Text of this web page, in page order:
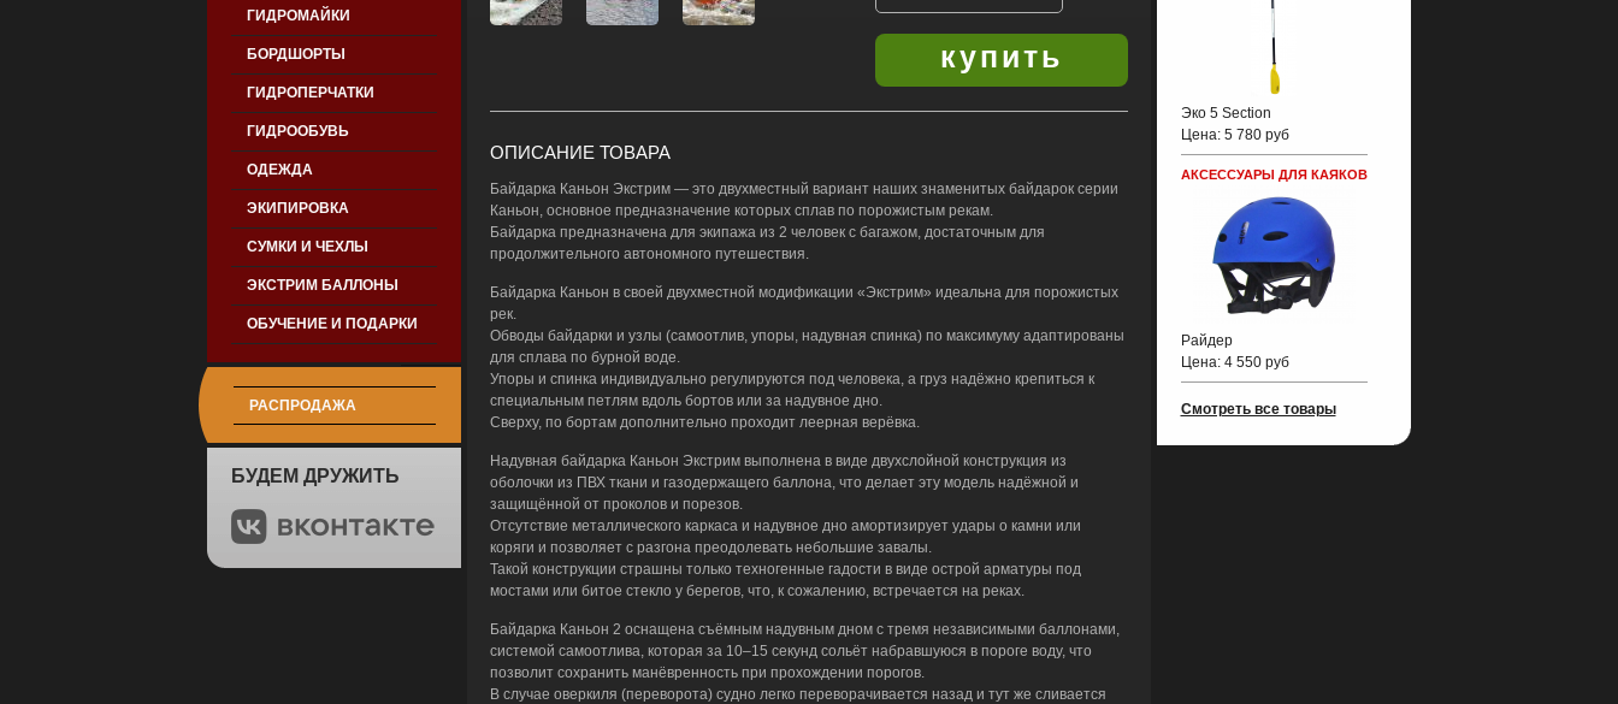
ГИДРОМАЙКИ
БОРДШОРТЫ
ГИДРОПЕРЧАТКИ
ГИДРООБУВЬ
ОДЕЖДА
ЭКИПИРОВКА
СУМКИ И ЧЕХЛЫ
ЭКСТРИМ БАЛЛОНЫ
ОБУЧЕНИЕ И ПОДАРКИ
РАСПРОДАЖА
БУДЕМ ДРУЖИТЬ
Эко 5 Section
Цена: 5 780 руб
АКСЕССУАРЫ ДЛЯ КАЯКОВ
Райдер
Цена: 4 550 руб
Смотреть все товары
ОПИСАНИЕ ТОВАРА
Байдарка Каньон Экстрим — это двухместный вариант наших знаменитых байдарок серии
Каньон, основное предназначение которых сплав по порожистым рекам.
Байдарка предназначена для экипажа из 2 человек с багажом, достаточным для
продолжительного автономного путешествия.
Байдарка Каньон в своей двухместной модификации «Экстрим» идеальна для порожистых
рек.
Обводы байдарки и узлы (самоотлив, упоры, надувная спинка) по максимуму адаптированы
для сплава по бурной воде.
Упоры и спинка индивидуально регулируются под человека, а груз надёжно крепиться к
специальным петлям вдоль бортов или за надувное дно.
Сверху, по бортам дополнительно проходит леерная верёвка.
Надувная байдарка Каньон Экстрим выполнена в виде двухслойной конструкция из
оболочки из ПВХ ткани и газодержащего баллона, что делает эту модель надёжной и
защищённой от проколов и порезов.
Отсутствие металлического каркаса и надувное дно амортизирует удары о камни или
коряги и позволяет с разгона преодолевать небольшие завалы.
Такой конструкции страшны только техногенные гадости в виде острой арматуры под
мостами или битое стекло у берегов, что, к сожалению, встречается на реках.
Байдарка Каньон 2 оснащена съёмным надувным дном с тремя независимыми баллонами,
системой самоотлива, которая за 10–15 секунд сольёт набравшуюся в пороге воду, что
позволит сохранить манёвренность при прохождении порогов.
В случае оверкиля (переворота) судно легко переворачивается назад и тут же сливается